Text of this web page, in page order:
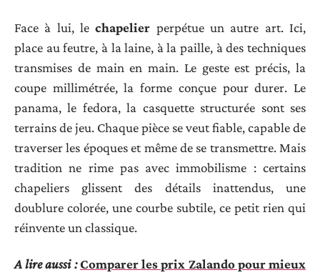
Face à lui, lechapelier perpétue un autre art. Ici,
place au feutre, à la laine, à la paille, à des techniques
transmises de main en main. Le geste est précis, la
coupe millimétrée, la forme conçue pour durer. Le
panama, le fedora, la casquette structurée sont ses
terrains de jeu. Chaque pièce se veut fiable, capable de
traverser les époques et même de se transmettre. Mais
tradition ne rime pas avec immobilisme : certains
chapeliers glissent des détails inattendus, une
doublure colorée, une courbe subtile, ce petit rien qui
réinvente un classique.
A lire aussi : Comparer les prix Zalando pour mieux